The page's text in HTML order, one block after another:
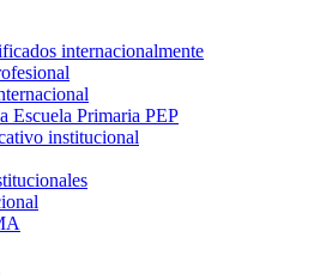
internacionalmente
Escuela Primaria PEP
institucional